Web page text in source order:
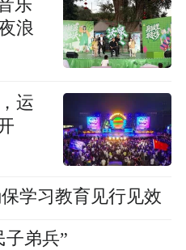
乐
浪
运
学习教育见行见效
子弟兵”